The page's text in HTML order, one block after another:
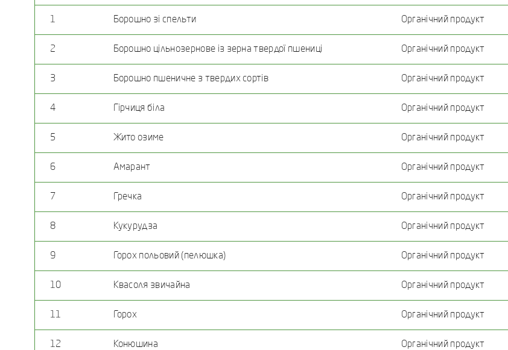
1 Борошно зі спельти Органічний продукт
2 Борошно цільнозернове із зерна твердої пшениці Органічний продукт
3 Борошно пшеничне з твердих сортів Органічний продукт
4 Гірчиця біла Органічний продукт
5 Жито озиме Органічний продукт
6 Амарант Органічний продукт
7 Гречка Органічний продукт
8 Кукурудза Органічний продукт
9 Горох польовий (пелюшка) Органічний продукт
10 Квасоля звичайна Органічний продукт
11 Горох Органічний продукт
12 Конюшина Органічний продукт